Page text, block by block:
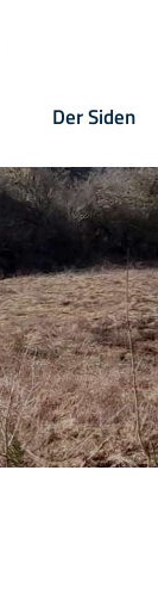
Der Siden